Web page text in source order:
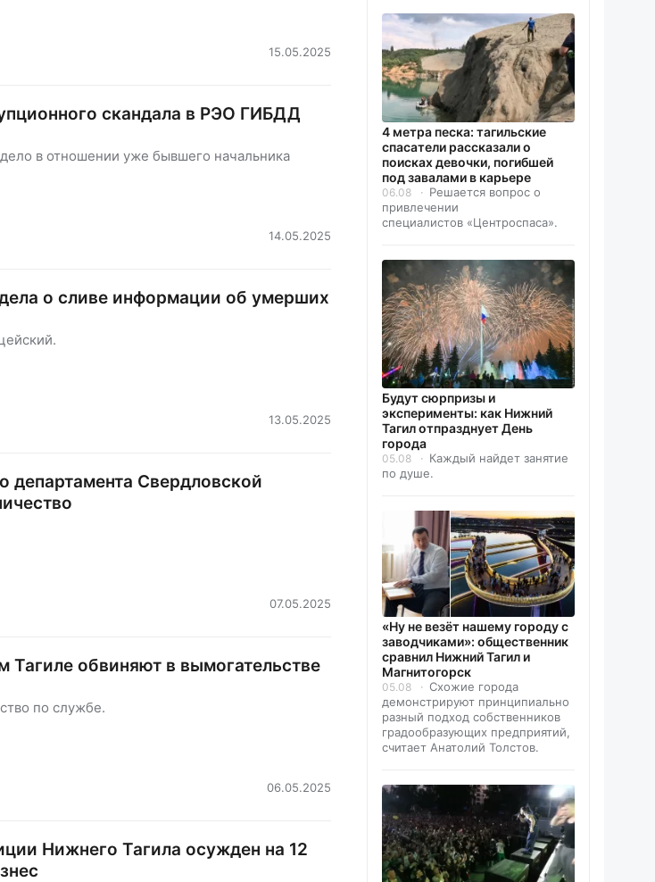
15.05.2025
скандала в РЭО ГИБДД
в отношении уже бывшего начальника
14.05.2025
о сливе информации об умерших
13.05.2025
департамента Свердловской
07.05.2025
Тагиле обвиняют в вымогательстве
по службе.
06.05.2025
Нижнего Тагила осужден на 12
4 метра песка: тагильские
спасатели рассказали о
поисках девочки, погибшей
под завалами в карьере
06.08
Решается вопрос о
привлечении
специалистов «Центроспаса».
Будут сюрпризы и
эксперименты: как Нижний
Тагил отпразднует День
города
05.08
Каждый найдет занятие
по душе.
«Ну не везёт нашему городу с
заводчиками»: общественник
сравнил Нижний Тагил и
Магнитогорск
05.08
Схожие города
демонстрируют принципиально
разный подход собственников
градообразующих предприятий,
считает Анатолий Толстов.